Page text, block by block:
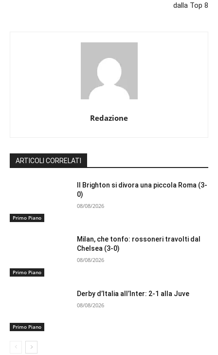
dalla Top 8
Redazione
ARTICOLI CORRELATI
Primo Piano
Il Brighton si divora una piccola Roma (3-
0)
08/08/2026
Primo Piano
Milan, che tonfo: rossoneri travolti dal
Chelsea (3-0)
08/08/2026
Primo Piano
Derby d’Italia all’Inter: 2-1 alla Juve
08/08/2026